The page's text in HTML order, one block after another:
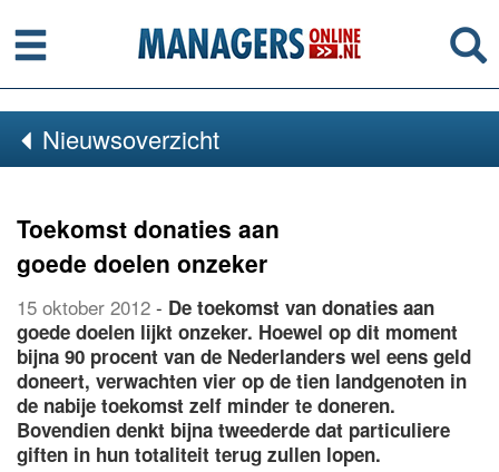
Menu
Nieuwsoverzicht
Toekomst donaties aan
goede doelen onzeker
15 oktober 2012 - De toekomst van donaties aan
goede doelen lijkt onzeker. Hoewel op dit moment
bijna 90 procent van de Nederlanders wel eens geld
doneert, verwachten vier op de tien landgenoten in
de nabije toekomst zelf minder te doneren.
Bovendien denkt bijna tweederde dat particuliere
giften in hun totaliteit terug zullen lopen.